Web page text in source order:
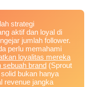
Link
strategi
aktif dan loyal di
jumlah follower.
perlu memahami
loyalitas mereka
sebuah brand (Sprout
bukan hanya
revenue jangka